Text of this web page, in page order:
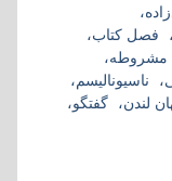
فصل کتاب
مشروطه
ناسیونالیسم
لندن
گفتگو